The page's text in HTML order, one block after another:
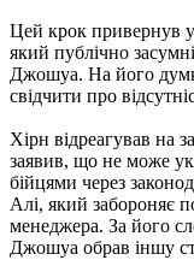
Цей крок привернув
який публічно
Джошуа. На його
свідчити про
Хірн відреагував на
заявив, що не може
бійцями через
Алі, який забороняє
менеджера. За його
Джошуа обрав іншу